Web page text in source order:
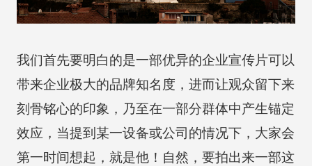
我们首先要明白的是一部优异的企业宣传片可以
带来企业极大的品牌知名度，进而让观众留下来
刻骨铭心的印象，乃至在一部分群体中产生锚定
效应，当提到某一设备或公司的情况下，大家会
第一时间想起，就是他！自然，要拍出来一部这